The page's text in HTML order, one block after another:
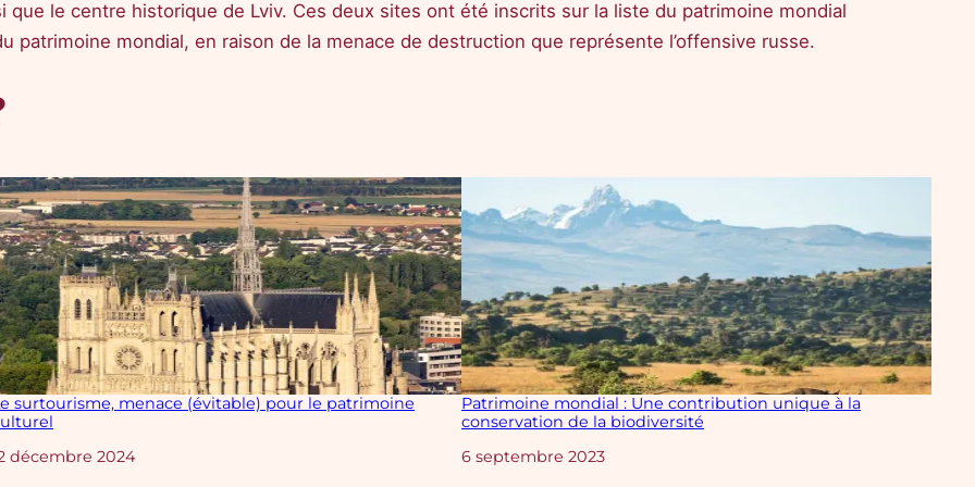
que le centre historique de Lviv. Ces deux sites ont été inscrits sur la liste du patrimoine mondial
patrimoine mondial, en raison de la menace de destruction que représente l’offensive russe.
surtourisme, menace (évitable) pour le patrimoine
décembre 2024
Patrimoine mondial : Une contribution unique à la
conservation de la biodiversité
Date
6 septembre 2023